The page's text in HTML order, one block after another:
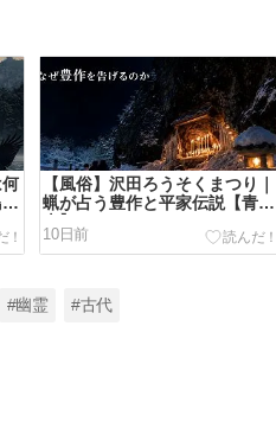
何
【風俗】沢田ろうそくまつり｜
蝋が占う豊作と平家伝説【青
10日前
#幽霊 #古代